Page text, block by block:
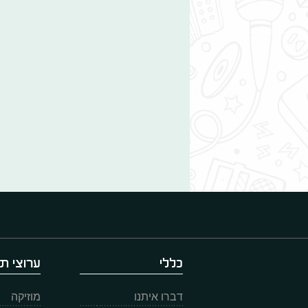
כללי
דברו איתנו
ערוצי
מוזיקה